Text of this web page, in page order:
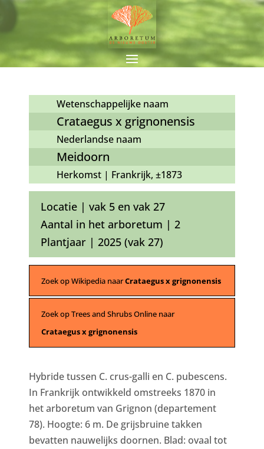
Wetenschappelijke naam
Crataegus x grignonensis
Nederlandse naam
Meidoorn
Herkomst | Frankrijk, ±1873
Locatie | vak 5 en vak 27
Aantal in het arboretum | 2
Plantjaar | 2025 (vak 27)
Zoek op Wikipedia naarCrataegus x grignonensis
Zoek op Trees and Shrubs Online naar
Crataegus x grignonensis
Hybride tussen C. crus-galli en C. pubescens.
In Frankrijk ontwikkeld omstreeks 1870 in
het arboretum van Grignon (departement
78). Hoogte: 6 m. De grijsbruine takken
bevatten nauwelijks doornen. Blad: ovaal tot